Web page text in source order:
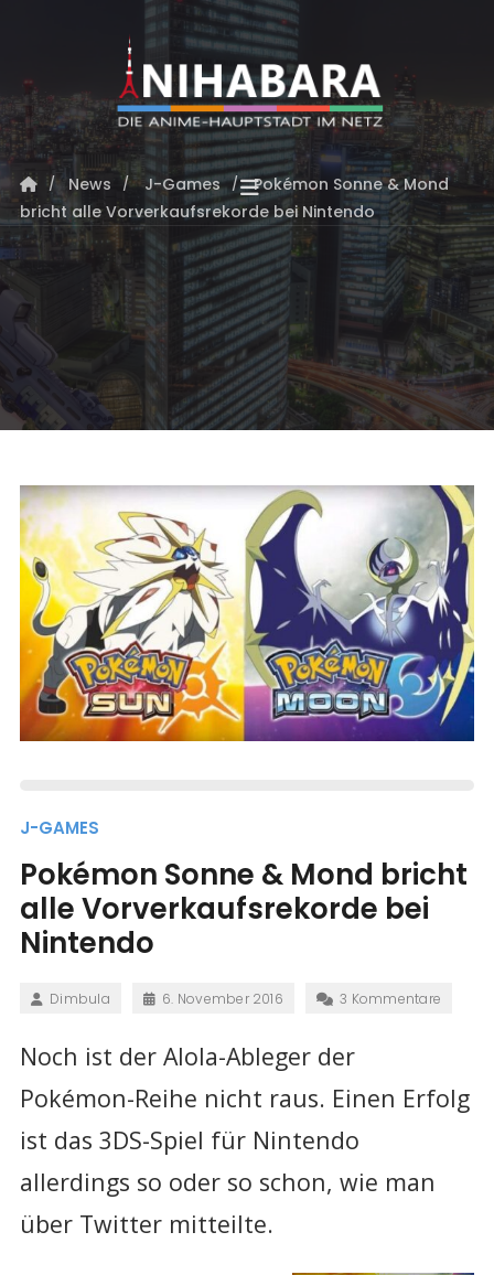
News J-Games
Pokémon Sonne & Mond
bricht alle Vorverkaufsrekorde bei Nintendo
J-GAMES
Pokémon Sonne & Mond bricht
alle Vorverkaufsrekorde bei
Nintendo
Dimbula 6. November 2016 3 Kommentare
Noch ist der Alola-Ableger der
Pokémon-Reihe nicht raus. Einen Erfolg
ist das 3DS-Spiel für Nintendo
allerdings so oder so schon, wie man
über Twitter mitteilte.